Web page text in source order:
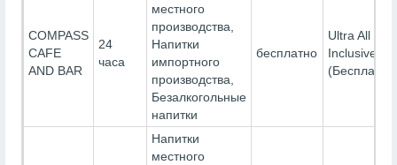
COMPASS
CAFE
AND BAR
24
часа
местного
производства,
Напитки
импортного
производства,
Безалкогольные
напитки
бесплатно
Ultra All
Inclusive-
Напитки
местного